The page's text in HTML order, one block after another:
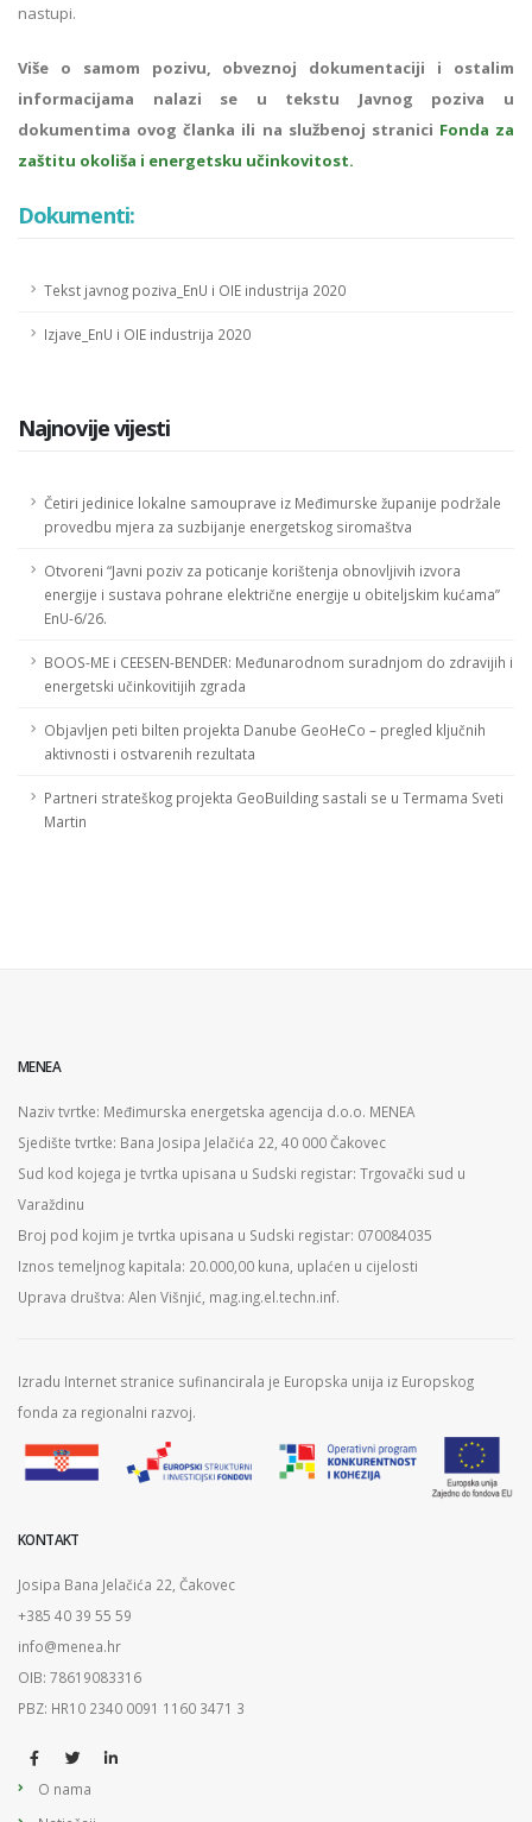
nastupi.
Više o samom pozivu, obveznoj dokumentaciji i ostalim
informacijama nalazi se u tekstu Javnog poziva u
dokumentima ovog članka ili na službenoj stranici Fonda za
zaštitu okoliša i energetsku učinkovitost.
Dokumenti:
Tekst javnog poziva_EnU i OIE industrija 2020
Izjave_EnU i OIE industrija 2020
Najnovije vijesti
Četiri jedinice lokalne samouprave iz Međimurske županije podržale
provedbu mjera za suzbijanje energetskog siromaštva
Otvoreni “Javni poziv za poticanje korištenja obnovljivih izvora
energije i sustava pohrane električne energije u obiteljskim kućama”
EnU-6/26.
BOOS-ME i CEESEN-BENDER: Međunarodnom suradnjom do zdravijih i
energetski učinkovitijih zgrada
Objavljen peti bilten projekta Danube GeoHeCo – pregled ključnih
aktivnosti i ostvarenih rezultata
Partneri strateškog projekta GeoBuilding sastali se u Termama Sveti
Martin
MENEA
Naziv tvrtke: Međimurska energetska agencija d.o.o. MENEA
Sjedište tvrtke: Bana Josipa Jelačića 22, 40 000 Čakovec
Sud kod kojega je tvrtka upisana u Sudski registar: Trgovački sud u
Varaždinu
Broj pod kojim je tvrtka upisana u Sudski registar: 070084035
Iznos temeljnog kapitala: 20.000,00 kuna, uplaćen u cijelosti
Uprava društva: Alen Višnjić, mag.ing.el.techn.inf.
Izradu Internet stranice sufinancirala je Europska unija iz Europskog
fonda za regionalni razvoj.
KONTAKT
Josipa Bana Jelačića 22, Čakovec
+385 40 39 55 59
info@menea.hr
OIB: 78619083316
PBZ: HR10 2340 0091 1160 3471 3
O nama